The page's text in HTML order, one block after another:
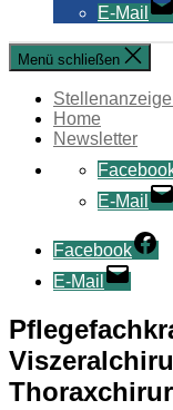
E-Mail
Menü schließen
Home
Newsletter
E-Mail
Facebook
E-Mail